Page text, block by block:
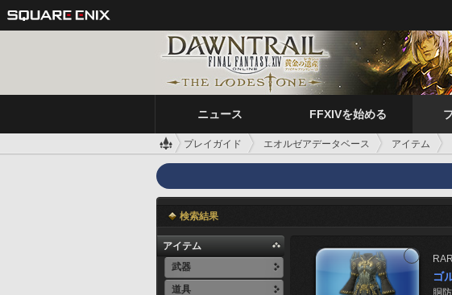
ニュース FFXIVを始める
プレイガイド エオルゼアデータベース アイテム
検索結果
アイテム
武器
道具
ゴ
胴